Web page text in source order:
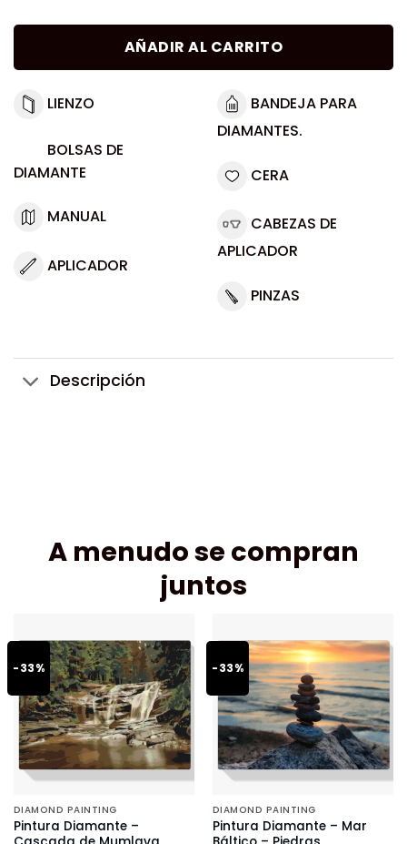
AÑADIR AL CARRITO
LIENZO
BOLSAS DE
DIAMANTE
MANUAL
APLICADOR
BANDEJA PARA
DIAMANTES.
CERA
CABEZAS DE
APLICADOR
PINZAS
Descripción
A menudo se compran
juntos
-33%
DIAMOND PAINTING
Pintura Diamante –
-33%
DIAMOND PAINTING
Pintura Diamante – Mar